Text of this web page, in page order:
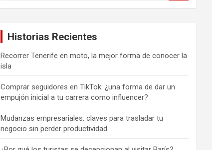
Historias Recientes
Recorrer Tenerife en moto, la mejor forma de conocer la
isla
Comprar seguidores en TikTok: ¿una forma de dar un
empujón inicial a tu carrera como influencer?
Mudanzas empresariales: claves para trasladar tu
negocio sin perder productividad